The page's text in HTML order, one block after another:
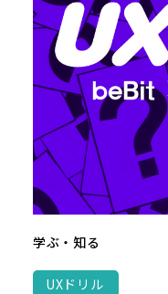
学ぶ・知る
UXドリル